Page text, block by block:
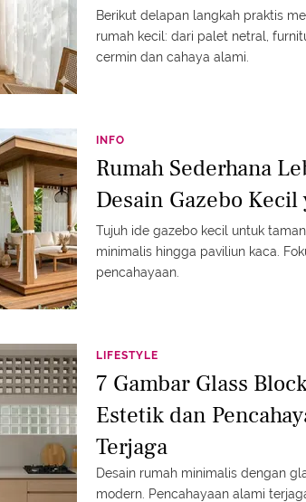
Berikut delapan langkah praktis
rumah kecil: dari palet netral,
cermin dan cahaya alami.
INFO
Rumah Sederhana
Desain Gazebo Kecil
Tujuh ide gazebo kecil untuk
minimalis hingga paviliun kaca.
pencahayaan.
LIFESTYLE
7 Gambar Glass
Estetik dan
Terjaga
Desain rumah minimalis dengan
modern. Pencahayaan alami